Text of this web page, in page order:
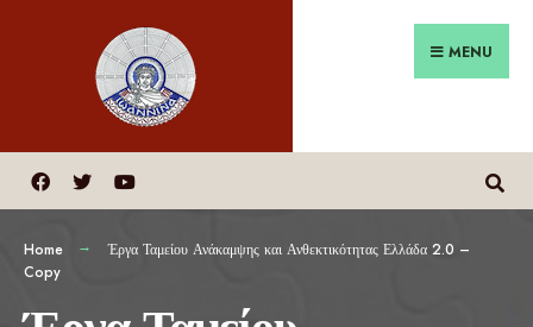
MENU
Home
Έργα Ταμείου Ανάκαμψης και Ανθεκτικότητας Ελλάδα 2.0 –
Copy